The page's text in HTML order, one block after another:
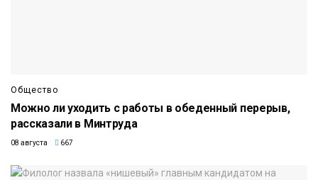
Общество
Можно ли уходить с работы в обеденный перерыв,
рассказали в Минтруда
08 августа 667